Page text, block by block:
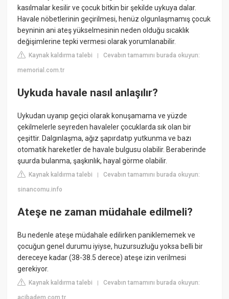
kasılmalar kesilir ve çocuk bitkin bir şekilde uykuya dalar.
Havale nöbetlerinin geçirilmesi, henüz olgunlaşmamış çocuk
beyninin ani ateş yükselmesinin neden olduğu sıcaklık
değişimlerine tepki vermesi olarak yorumlanabilir.
Kaynak kaldırma talebi |Cevabın tamamını burada okuyun:
memorial.com.tr
Uykuda havale nasıl anlaşılır?
Uykudan uyanıp geçici olarak konuşamama ve yüzde
çekilmelerle seyreden havaleler çocuklarda sık olan bir
çeşittir. Dalgınlaşma, ağız şapırdatıp yutkunma ve bazı
otomatik hareketler de havale bulgusu olabilir. Beraberinde
şuurda bulanma, şaşkınlık, hayal görme olabilir.
Kaynak kaldırma talebi |Cevabın tamamını burada okuyun:
sinancomu.info
Ateşe ne zaman müdahale edilmeli?
Bu nedenle ateşe müdahale edilirken paniklememek ve
çocuğun genel durumu iyiyse, huzursuzluğu yoksa belli bir
dereceye kadar (38-38.5 derece) ateşe izin verilmesi
gerekiyor.
Kaynak kaldırma talebi |Cevabın tamamını burada okuyun:
acibadem.com.tr